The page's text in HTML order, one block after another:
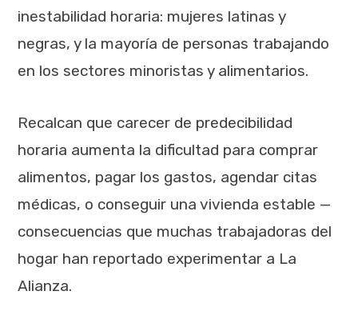
inestabilidad horaria: mujeres latinas y
negras, y la mayoría de personas trabajando
en los sectores minoristas y alimentarios.
Recalcan que carecer de predecibilidad
horaria aumenta la dificultad para comprar
alimentos, pagar los gastos, agendar citas
médicas, o conseguir una vivienda estable —
consecuencias que muchas trabajadoras del
hogar han reportado experimentar a La
Alianza.